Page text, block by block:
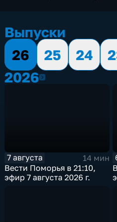
Выпуски
26
25 24
20262026
7 августа
14 мин
Вести Поморья в 21:10,
эфир 7 августа 2026 г.